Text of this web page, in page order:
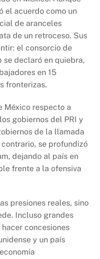
el acuerdo como un
de aranceles
de un retroceso. Sus
el consorcio de
se declaró en quiebra,
en 15
fronterizas.
México respecto a
gobiernos del PRI y
de la llamada
se profundizó
dejando al país en
frente a la ofensiva
presiones reales, sino
Incluso grandes
concesiones
y un país